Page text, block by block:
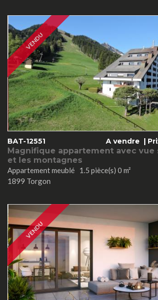
VENDU
BAT-12551 A vendre |
Magnifique appartement avec vue
et les montagnes
Appartement meublé 1.5 pièce(s) 0 m²
1899 Torgon
VENDU